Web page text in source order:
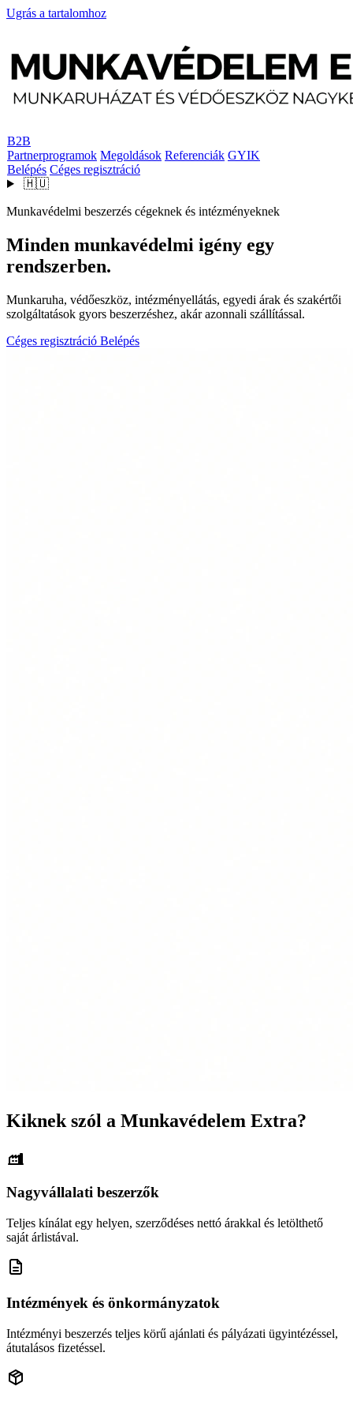
Ugrás a tartalomhoz
B2B
Partnerprogramok Megoldások Referenciák GYIK
Belépés Céges regisztráció
🇭🇺
Munkavédelmi beszerzés cégeknek és intézményeknek
Minden munkavédelmi igény egy
rendszerben.
Munkaruha, védőeszköz, intézményellátás, egyedi árak és szakértői
szolgáltatások gyors beszerzéshez, akár azonnali szállítással.
Céges regisztráció Belépés
Kiknek szól a Munkavédelem Extra?
Nagyvállalati beszerzők
Teljes kínálat egy helyen, szerződéses nettó árakkal és letölthető
saját árlistával.
Intézmények és önkormányzatok
Intézményi beszerzés teljes körű ajánlati és pályázati ügyintézéssel,
átutalásos fizetéssel.